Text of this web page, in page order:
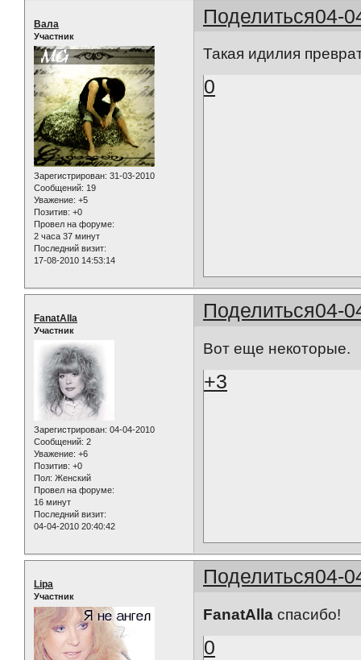
Поделиться04-
Вала
Участник
Зарегистрирован: 31-03-2010
Сообщений: 19
Уважение: +5
Позитив: +0
Провел на форуме:
2 часа 37 минут
Последний визит:
17-08-2010 14:53:14
Такая идилия
0
Поделиться04-
FanatAlla
Участник
Зарегистрирован: 04-04-2010
Сообщений: 2
Уважение: +6
Позитив: +0
Пол: Женский
Провел на форуме:
16 минут
Последний визит:
04-04-2010 20:40:42
Вот еще некоторые.
+3
Поделиться04-
Lipa
Участник
FanatAlla спасибо!
0